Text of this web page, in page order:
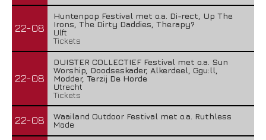
22-08
Huntenpop Festival met o.a. Di-rect, Up The
Irons, The Dirty Daddies, Therapy?
Ulft
Tickets
22-08
DUISTER COLLECTIEF Festival met o.a. Sun
Worship, Doodseskader, Alkerdeel, Ggu:ll,
Modder, Terzij De Horde
Utrecht
Tickets
22-08
Waailand Outdoor Festival met o.a. Ruthless
Made